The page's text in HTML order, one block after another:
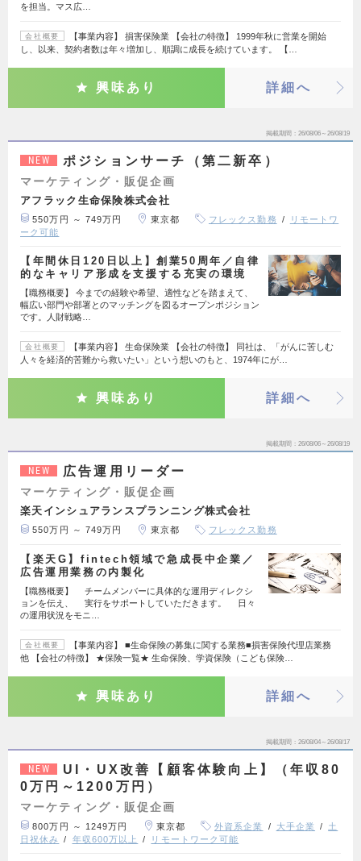
を担当。マス広…
会社概要
【事業内容】 損害保険業 【会社の特徴】 1999年秋に営業を開始
し、以来、契約者数は年々増加し、順調に成長を続けています。 【…
興味あり 詳細へ
掲載期間 26/08/06～26/08/19
NEW ポジションサーチ（第二新卒）
マーケティング・販促企画
アフラック生命保険株式会社
550万円 ～ 749万円 東京都 フレックス勤務
リモートワ
ーク可能
【年間休日120日以上】創業50周年／自律
的なキャリア形成を支援する充実の環境
【職務概要】 今までの経験や希望、適性などを踏まえて、
幅広い部門や部署とのマッチングを図るオープンポジション
です。人財戦略…
会社概要
【事業内容】 生命保険業 【会社の特徴】 同社は、「がんに苦しむ
人々を経済的苦難から救いたい」という想いのもと、1974年にが…
興味あり 詳細へ
掲載期間 26/08/06～26/08/19
NEW 広告運用リーダー
マーケティング・販促企画
楽天インシュアランスプランニング株式会社
550万円 ～ 749万円 東京都 フレックス勤務
【楽天G】fintech領域で急成長中企業／
広告運用業務の内製化
【職務概要】 チームメンバーに具体的な運用ディレクシ
ョンを伝え、 実行をサポートしていただきます。 日々
の運用状況をモニ…
会社概要
【事業内容】 ■生命保険の募集に関する業務■損害保険代理店業務
他 【会社の特徴】 ★保険一覧★ 生命保険、学資保険（こども保険…
興味あり 詳細へ
掲載期間 26/08/04～26/08/17
NEW
UI・UX改善【顧客体験向上】（年収80
0万円～1200万円）
マーケティング・販促企画
800万円 ～ 1249万円 東京都 外資系企業 大手企業
土
日祝休み
年収600万以上 リモートワーク可能